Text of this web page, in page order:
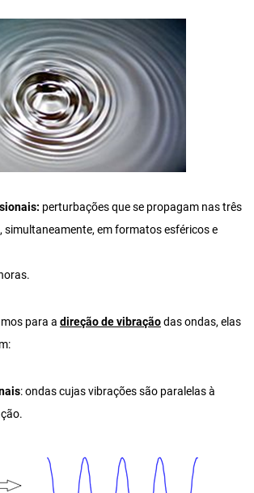
perturbações que se propagam nas três
simultaneamente, em formatos esféricos e
para a direção de vibraçãodas ondas, elas
: ondas cujas vibrações são paralelas à